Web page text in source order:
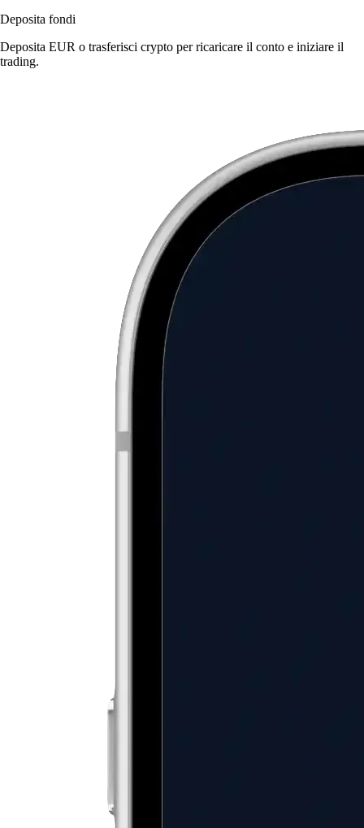
Deposita fondi
Deposita EUR o trasferisci crypto per ricaricare il conto e iniziare il
trading.